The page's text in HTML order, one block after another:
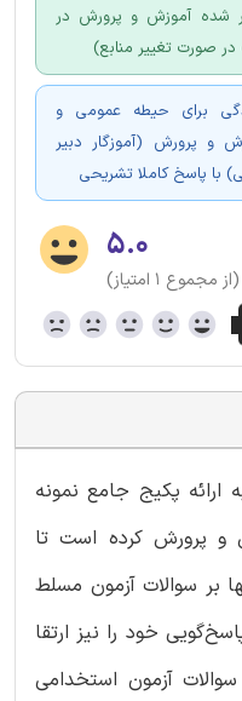
شده آموزش و پرورش در
برای حیطه عمومی و
پرورش (آموزگار دبیر
با پاسخ کاملا تشریحی
۵.۰
(از مجموع ۱ امتیاز)
ارائه پکیج جامع نمونه
و پرورش کرده است تا
بر سوالات آزمون مسلط
خود را نیز ارتقا
آزمون استخدامی